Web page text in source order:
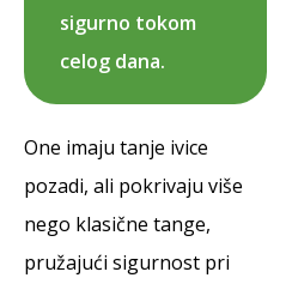
sigurno tokom
celog dana.
One imaju tanje ivice
pozadi, ali pokrivaju više
nego klasične tange,
pružajući sigurnost pri